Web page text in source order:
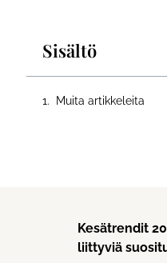
Sisältö
Muita artikkeleita
Kesätrendit
liittyviä